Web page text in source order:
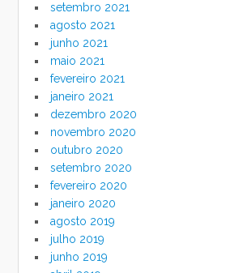
setembro 2021
agosto 2021
junho 2021
maio 2021
fevereiro 2021
janeiro 2021
dezembro 2020
novembro 2020
outubro 2020
setembro 2020
fevereiro 2020
janeiro 2020
agosto 2019
julho 2019
junho 2019